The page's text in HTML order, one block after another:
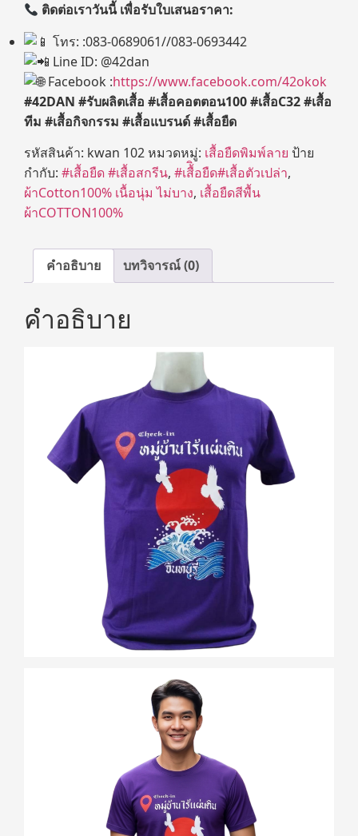
ติดต่อเราวันนี้ เพื่อรับใบเสนอราคา:
โทร: :083-0689061//083-0693442
Line ID: @42dan
Facebook :https://www.facebook.com/42okok
#42DAN #รับผลิตเสื้อ #เสื้อคอตตอน100 #เสื้อC32 #เสื้อ
ทีม #เสื้อกิจกรรม #เสื้อแบรนด์#เสื้อยืด
รหัสสินค้า: kwan 102หมวดหมู่: เสื้อยืดพิมพ์ลาย ป้าย
กำกับ: #เสื้อยืด #เสื้อสกรีน, #เสื้ิอยืด#เสื้อตัวเปล่า,
ผ้าCotton100% เนื้อนุ่ม ไม่บาง, เสื้อยืดสีพื้น
ผ้าCOTTON100%
คำอธิบาย บทวิจารณ์ (0)
คำอธิบาย